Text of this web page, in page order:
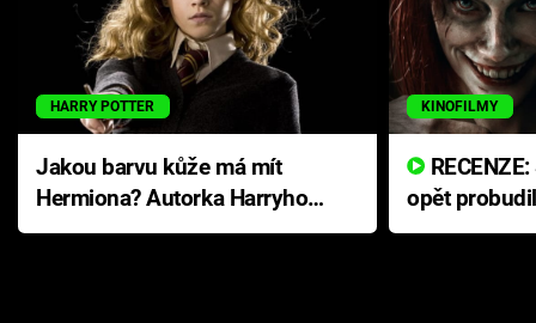
HARRY POTTER
Jakou barvu kůže má mít
Hermiona? Autorka Harryho
Pottera přišla s ráznou
KINOFILMY
opět
přichází s